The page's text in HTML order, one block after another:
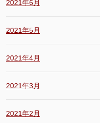
2021年6月
2021年5月
2021年4月
2021年3月
2021年2月